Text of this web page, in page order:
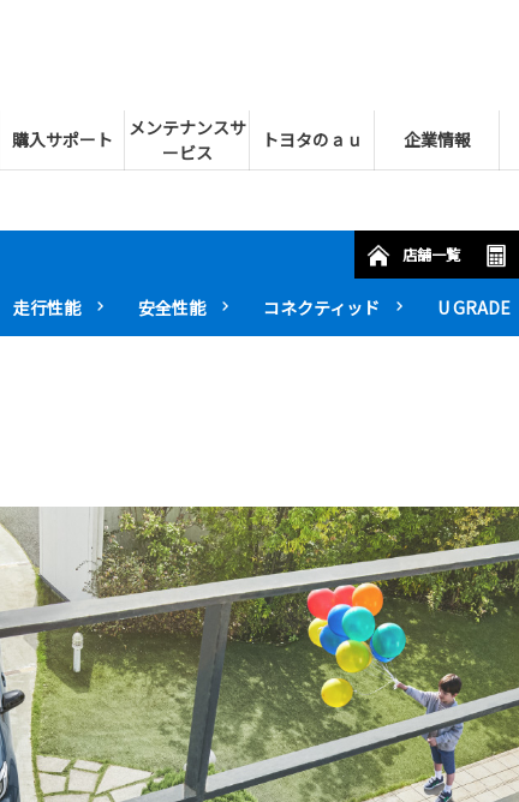
購入サポート
メンテナンスサ
ービス
トヨタのａｕ 企業情報
店舗一覧
走行性能 安全性能 コネクティッド U GRADE